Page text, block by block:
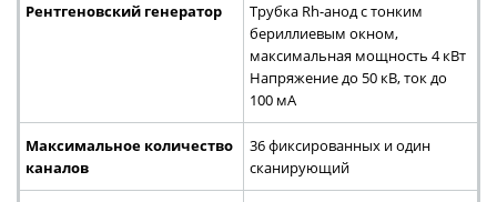
Рентгеновский генератор
Трубка Rh-анод с тонким
бериллиевым окном,
максимальная мощность 4 кВт
Напряжение до 50 кВ, ток до
100 мА
Максимальное количество
каналов
36 фиксированных и один
сканирующий